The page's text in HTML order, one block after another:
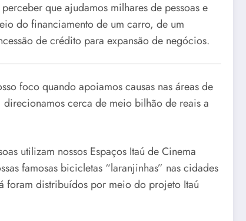
que ajudamos milhares de pessoas e
do financiamento de um carro, de um
de crédito para expansão de negócios.
foco quando apoiamos causas nas áreas de
cerca de meio bilhão de reais a
utilizam nossos Espaços Itaú de Cinema
famosas bicicletas “laranjinhas” nas cidades
foram distribuídos por meio do projeto Itaú